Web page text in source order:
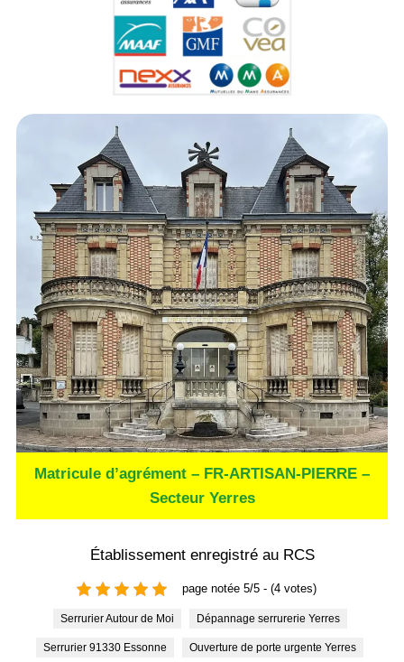
Matricule d’agrément – FR-ARTISAN-PIERRE –
Secteur Yerres
Établissement enregistré au RCS
page notée 5/5 - (4 votes)
Serrurier Autour de Moi Dépannage serrurerie Yerres
Serrurier 91330 Essonne Ouverture de porte urgente Yerres